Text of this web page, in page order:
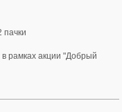
пачки
рамках акции "Добрый